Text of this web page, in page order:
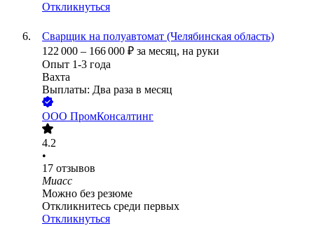
Откликнуться
Сварщик на полуавтомат (Челябинская область)
122 000 – 166 000 ₽ за месяц, на руки
Опыт 1-3 года
Вахта
Выплаты: Два раза в месяц
ООО ПромКонсалтинг
4.2
•
17 отзывов
Миасс
Можно без резюме
Откликнитесь среди первых
Откликнуться